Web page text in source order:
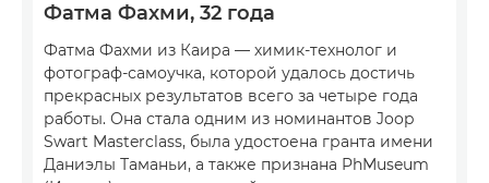
Фатма Фахми, 32 года
Фатма Фахми из Каира — химик-технолог и
фотограф-самоучка, которой удалось достичь
прекрасных результатов всего за четыре года
работы. Она стала одним из номинантов Joop
Swart Masterclass, была удостоена гранта имени
Даниэлы Таманьи, а также признана PhMuseum